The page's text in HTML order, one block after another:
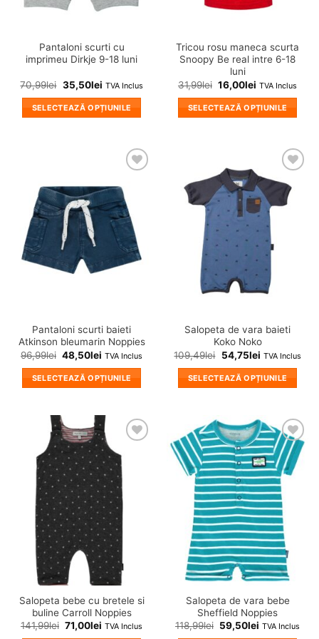
pagina
pagina
Pantaloni scurti cu
imprimeu Dirkje 9-18 luni
70,99lei 35,50lei TVA Inclus
SELECTEAZĂ OPȚIUNILE
multe
variații.
Opțiunile
pot
fi
alese
în
Tricou rosu maneca scurta
Snoopy Be real intre 6-18
luni
31,99lei 16,00lei TVA Inclus
SELECTEAZĂ OPȚIUNILE
mai
multe
variații.
Opțiunile
pot
fi
alese
pagina
Adauga
in
wishlist!
Pantaloni scurti baieti
Atkinson bleumarin Noppies
96,99lei 48,50lei TVA Inclus
SELECTEAZĂ OPȚIUNILE
are
mai
multe
variații.
Opțiunile
pot
fi
alese
în
pagina
produsului.
❤
Adauga
in
wishlist!
Salopeta de vara baieti
Koko Noko
109,49lei 54,75lei TVA Inclus
SELECTEAZĂ OPȚIUNILE
are
mai
multe
variații.
Opțiunile
pot
fi
alese
în
pagina
produsului.
Adauga
wishlist!
Salopeta bebe cu bretele si
buline Carroll Noppies
141,99lei 71,00lei TVA Inclus
❤
Adauga
in
wishlist!
Salopeta de vara bebe
Sheffield Noppies
118,99lei 59,50lei TVA Inclus